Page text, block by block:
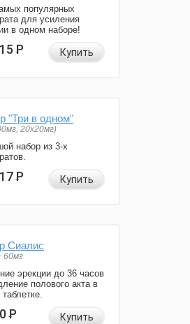
популярных
для усиления
в одном наборе!
Р Купить
"Три в одном"
20x20мг)
набор из 3-х
Р Купить
Сиалис
60мг
эрекции до 36 часов
полового акта в
Р Купить